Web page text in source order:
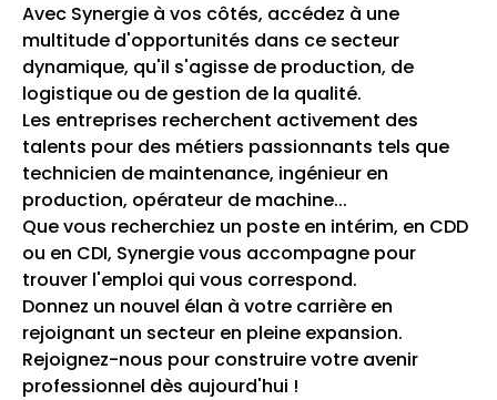
Avec Synergie à vos côtés, accédez à une
multitude d'opportunités dans ce secteur
dynamique, qu'il s'agisse de production, de
logistique ou de gestion de la qualité.
Les entreprises recherchent activement des
talents pour des métiers passionnants tels que
technicien de maintenance, ingénieur en
production, opérateur de machine...
Que vous recherchiez un poste en intérim, en CDD
ou en CDI, Synergie vous accompagne pour
trouver l'emploi qui vous correspond.
Donnez un nouvel élan à votre carrière en
rejoignant un secteur en pleine expansion.
Rejoignez-nous pour construire votre avenir
professionnel dès aujourd'hui !